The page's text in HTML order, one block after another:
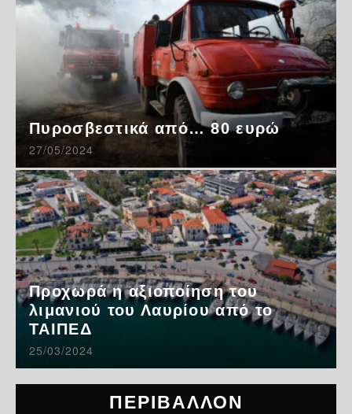
Πυροσβεστικά από… 80 ευρώ
27/05/2024
Προχωρά η αξιοποίηση του
λιμανιού του Λαυρίου από το
ΤΑΙΠΕΔ
25/03/2024
ΠΕΡΙΒΑΛΛΟΝ